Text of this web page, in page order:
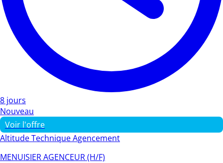
8 jours
Nouveau
Voir l'offre
Altitude Technique Agencement
MENUISIER AGENCEUR (H/F)